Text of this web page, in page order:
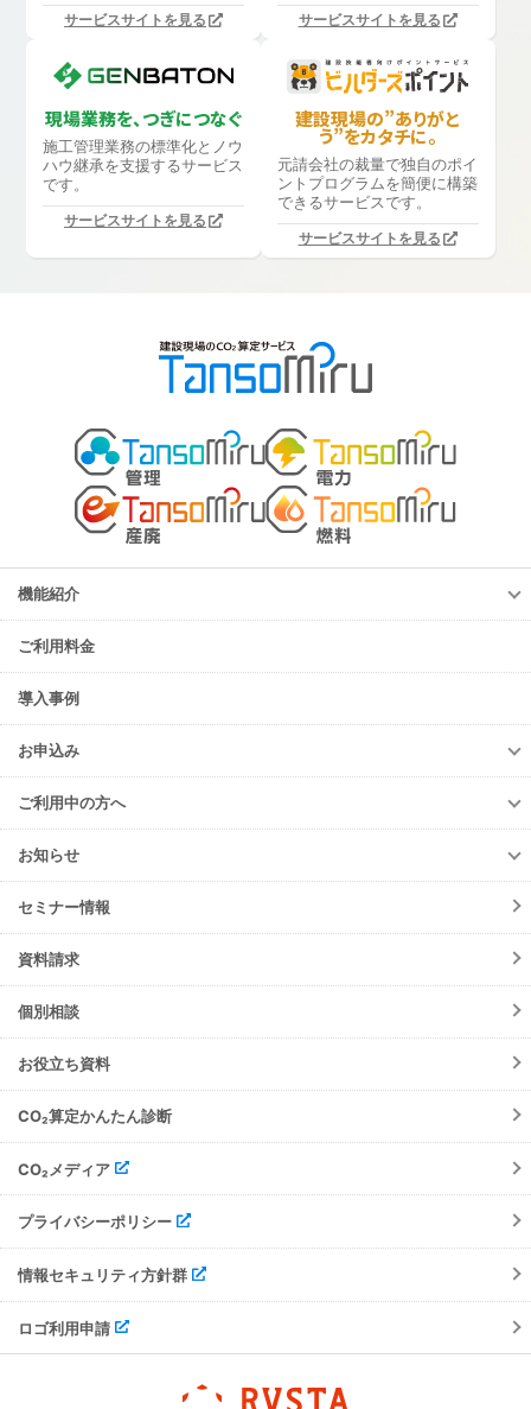
サービスサイトを見る サービスサイトを見る
現場業務を、つぎにつなぐ
施工管理業務の標準化と ノウ
ハウ継承を支援するサービス
です。
サービスサイトを見る
建設現場の”ありがと
う”をカタチに。
元請会社の裁量で独自のポイ
ントプログラムを簡便に構築
できるサービスです。
サービスサイトを見る
機能紹介
機能紹介
TansoMiru管理
TansoMiru電力
TansoMiru産廃
TansoMiru燃料
ご利用料金
導入事例
お申込み
お申込み
TansoMiru管理
TansoMiru電力
TansoMiru産廃
TansoMiru燃料(元請会社)
ご利用中の方へ
ご利用中の方へ
各種お手続き
初期設定方法
動作環境
よくあるご質問
会員規約
ご請求について
注意事項
お知らせ
お知らせ
ニュースリリース
メンテナンス
障害情報
機能リリース
イベント
TansoMiru管理
TansoMiru電力
セミナー情報
資料請求
個別相談
お役立ち資料
CO₂算定かんたん診断
CO₂メディア
プライバシーポリシー
情報セキュリティ方針群
ロゴ利用申請